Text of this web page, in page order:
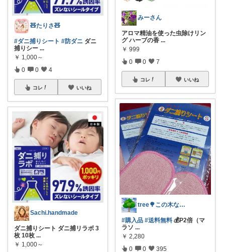
🧸たりさ🧸
#ダニ捕りシート #防ダニ ダニ
捕りシー ...
￥ 1,000～
0 0 4
コレ いいね
Sachi.handmade
ダニ捕りシート ダニ捕リラボ 3
枚 10枚 ...
￥ 1,000～
みーさん
アロマ精油を使った虫除けリン
グ ハーブの香 ...
￥ 999
0 0 7
コレ いいね
tree🌳この木なんの木🙆‍♀️🌳
#購入品 #送料無料 💰P2倍（マ
ラソ ...
￥ 2,280
0 0 395